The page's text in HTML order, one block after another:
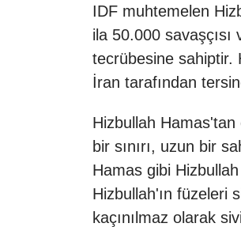
IDF muhtemelen
ila 50.000
tecrübesine sahiptir.
İran tarafından
Hizbullah
bir sınırı, uzun bir
Hamas gibi
Hizbullah'ın füzeleri
kaçınılmaz olarak